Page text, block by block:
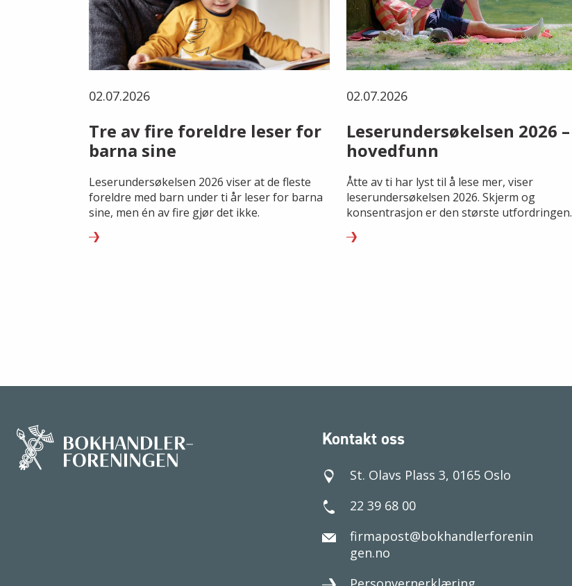
02.07.2026
Tre av fire foreldre leser for
barna sine
Leserundersøkelsen 2026 viser at de fleste
foreldre med barn under ti år leser for barna
sine, men én av fire gjør det ikke.
02.07.2026
Leserundersøkelsen 2026 –
hovedfunn
Åtte av ti har lyst til å lese mer, viser
leserundersøkelsen 2026. Skjerm og
konsentrasjon er den største utfordringen.
Kontakt oss
St. Olavs Plass 3, 0165 Oslo
22 39 68 00
firmapost@bokhandlerforenin
gen.no